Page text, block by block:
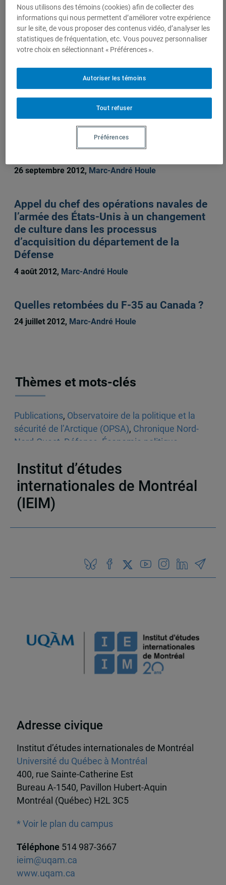
Marc-André Houle
Sur le même sujet
Idées et débats sur les questions politiques dans
l'Arctique
Esquisse d’une économie politique de la
26 septembre 2012, Marc-André Houle
Appel du chef des opérations navales de
l’armée des États-Unis à un changement
de culture dans les processus
d’acquisition du département de la
Défense
4 août 2012, Marc-André Houle
Quelles retombées du F-35 au Canada ?
24 juillet 2012, Marc-André Houle
Thèmes et mots-clés
Publications, Observatoire de la politique et la
sécurité de l’Arctique (OPSA), Chronique Nord-
Nord-Ouest Défense Économie politique
Institut d’études
internationales de Montréal
(IEIM)
Adresse civique
Institut d’études internationales de Montréal
Université du Québec à Montréal
400, rue Sainte-Catherine Est
Bureau A-1540, Pavillon Hubert-Aquin
Montréal (Québec) H2L 3C5
* Voir le plan du campus
Téléphone 514 987-3667
ieim@uqam.ca
www.uqam.ca
Nous utilisons des témoins (cookies) afin de collecter des
informations qui nous permettent d’améliorer votre expérience
sur le site, de vous proposer des contenus vidéo, d’analyser les
statistiques de fréquentation, etc. Vous pouvez personnaliser
votre choix en sélectionnant « Préférences ».
Tout refuser
Autoriser les témoins
Préférences